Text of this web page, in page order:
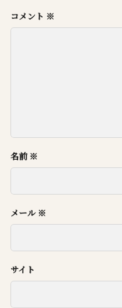
コメント ※
名前※
メール※
サイト